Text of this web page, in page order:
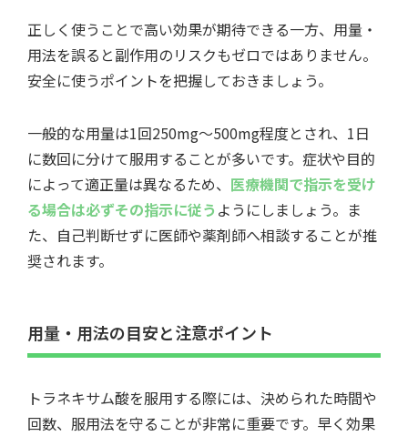
正しく使うことで高い効果が期待できる一方、用量・
用法を誤ると副作用のリスクもゼロではありません。
安全に使うポイントを把握しておきましょう。
一般的な用量は1回250mg～500mg程度とされ、1日
に数回に分けて服用することが多いです。症状や目的
によって適正量は異なるため、 医療機関で指示を受け
る場合は必ずその指示に従う ようにしましょう。ま
た、自己判断せずに医師や薬剤師へ相談することが推
奨されます。
用量・用法の目安と注意ポイント
トラネキサム酸を服用する際には、決められた時間や
回数、服用法を守ることが非常に重要です。早く効果